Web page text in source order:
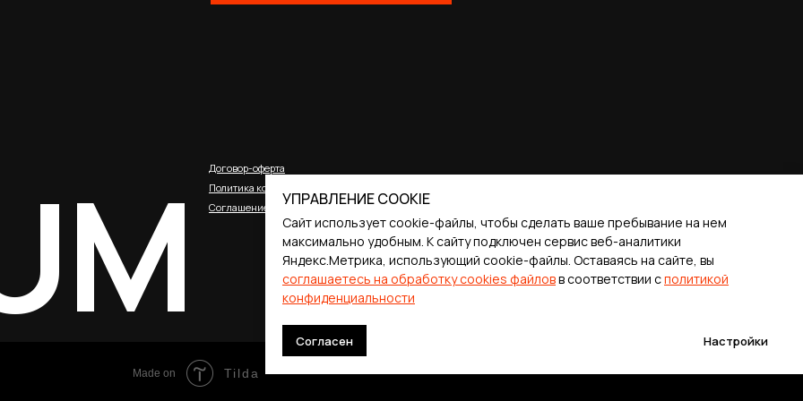
УПРАВЛЕНИЕ COOKIE
Сайт использует cookie-файлы, чтобы сделать ваше пребывание на нем
максимально удобным. К cайту подключен сервис веб-аналитики
Яндекс.Метрика, использующий cookie-файлы. Оставаясь на сайте, вы
соглашаетесь на обработку cookies файловв соответствии сполитикой
конфиденциальности
Согласен Настройки
Made on Tilda